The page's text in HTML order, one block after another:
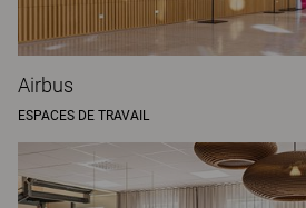
Airbus
ESPACES DE TRAVAIL